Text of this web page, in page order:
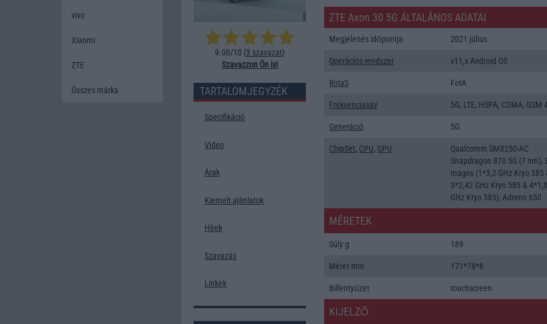
9.00/10 (3 szavazat)
Szavazzon Ön is!
TARTALOMJEGYZÉK
Specifikáció
Video
Árak
Kiemelt ajánlatok
Hírek
Szavazás
Linkek
ZTE Axon 30 5G ÁLTALÁNOS ADATAI
Megjelenés időpontja 2021 július
Operációs rendszer v11,x Android OS
RotaS FotA
Frekvenciasáv 5G, LTE, HSPA, CDMA, GSM
Generáció 5G
ChipSet, CPU, GPU
Qualcomm SM8250-AC
Snapdragon 870 5G (7 nm),
magos (1*3,2 GHz Kryo 585
3*2,42 GHz Kryo 585 &
GHz Kryo 585), Adreno 650
MÉRETEK
Súly g 189
Méret mm 171*78*8
Billentyűzet touchscreen
KIJELZŐ
vivo
Xiaomi
ZTE
Összes márka